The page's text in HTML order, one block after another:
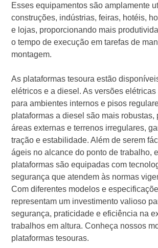
Esses equipamentos são amplamente
construções, indústrias, feiras, hotéis,
e lojas, proporcionando mais
o tempo de execução em tarefas de
montagem.
As plataformas tesoura estão
elétricos e a diesel. As versões
para ambientes internos e pisos
plataformas a diesel são mais robustas,
áreas externas e terrenos irregulares,
tração e estabilidade. Além de serem
ágeis no alcance do ponto de trabalho,
plataformas são equipadas com
segurança que atendem às normas
Com diferentes modelos e
representam um investimento valioso
segurança, praticidade e eficiência na
trabalhos em altura. Conheça nossos
plataformas tesouras.